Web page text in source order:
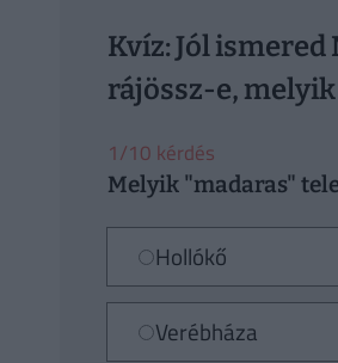
Kvíz: Jól
rájössz-e,
1/10 kérdés
Melyik "madaras"
Hollókő
Verébháza